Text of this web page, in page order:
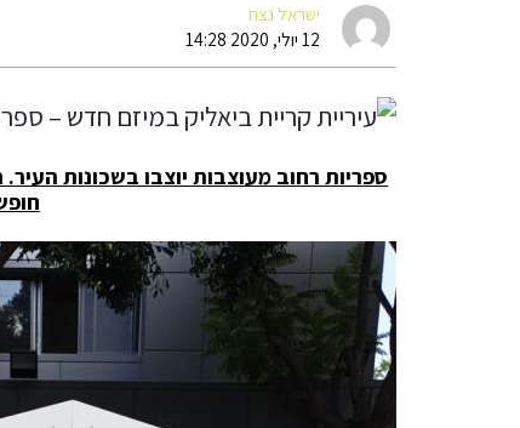
ישראל נצח
12 יולי, 2020 14:28
ספריות רחוב מעוצבות יוצבו בשכונות